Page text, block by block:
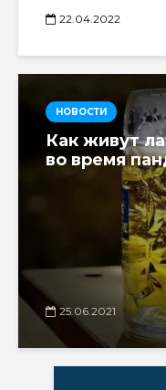
22.04.2022
НОВОСТИ
Как живут
во время
25.06.2021